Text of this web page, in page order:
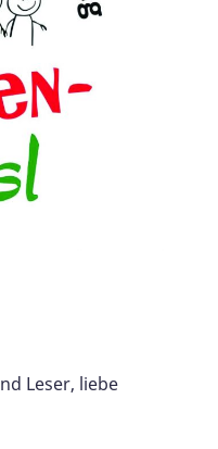
Leser, liebe